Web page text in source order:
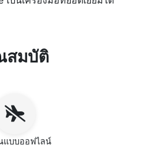
สมบัติ
แบบออฟไลน์